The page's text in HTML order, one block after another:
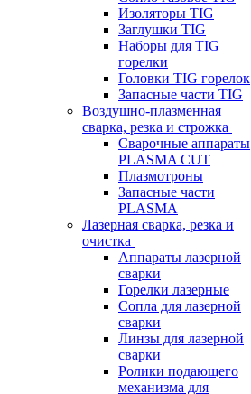
Изоляторы TIG
Заглушки TIG
Наборы для TIG
горелки
Головки TIG горелок
Запасные части TIG
Воздушно-плазменная
сварка, резка и строжка
Сварочные аппараты
PLASMA CUT
Плазмотроны
Запасные части
PLASMA
Лазерная сварка, резка и
очистка
Аппараты лазерной
сварки
Горелки лазерные
Сопла для лазерной
сварки
Линзы для лазерной
сварки
Ролики подающего
механизма для